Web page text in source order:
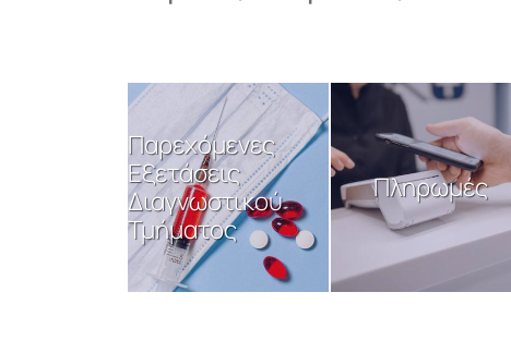
Παρεχόμενες
Eξετάσεις
Διαγνωστικού
Τμήματος
Πληρωμές